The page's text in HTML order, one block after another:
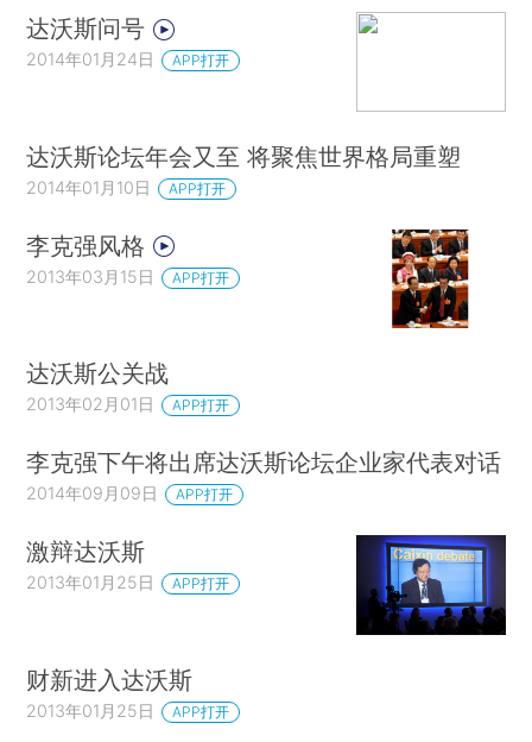
达沃斯问号
2014年01月24日 APP打开
达沃斯论坛年会又至 将聚焦世界格局重塑
2014年01月10日 APP打开
李克强风格
2013年03月15日 APP打开
达沃斯公关战
2013年02月01日 APP打开
李克强下午将出席达沃斯论坛企业家代表对话
2014年09月09日 APP打开
激辩达沃斯
2013年01月25日 APP打开
财新进入达沃斯
2013年01月25日 APP打开